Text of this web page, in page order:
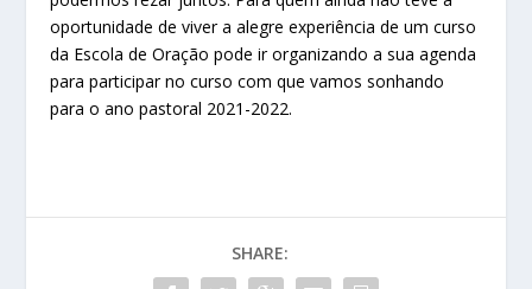
oportunidade de viver a alegre experiência de um curso
da Escola de Oração pode ir organizando a sua agenda
para participar no curso com que vamos sonhando
para o ano pastoral 2021-2022.
SHARE: